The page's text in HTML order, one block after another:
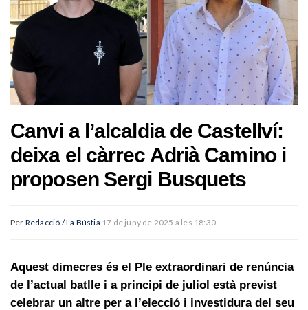
Canvi a l’alcaldia de Castellví:
deixa el càrrec Adrià Camino i
proposen Sergi Busquets
Per Redacció / La Bústia 17 de juny de 2025 a les 18:30
Aquest dimecres és el Ple extraordinari de renúncia
de l’actual batlle i a principi de juliol està previst
celebrar un altre per a l’elecció i investidura del seu